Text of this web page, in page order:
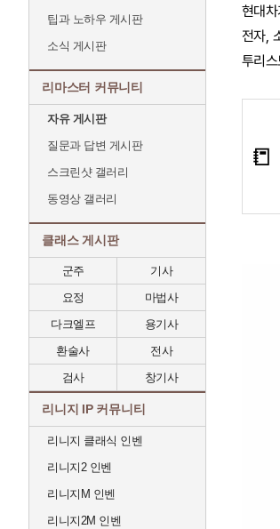
팁과 노하우 게시판
소식 게시판
리마스터 커뮤니티
자유 게시판
질문과 답변 게시판
스크린샷 갤러리
동영상 갤러리
클래스 게시판
군주
기사
요정
마법사
다크엘프
용기사
환술사
전사
검사
창기사
리니지 IP 커뮤니티
리니지 클래식 인벤
리니지2 인벤
리니지M 인벤
리니지2M 인벤
현대
전자,
투리
📒